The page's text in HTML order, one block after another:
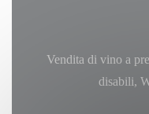
Vendita di vino a
disabili,